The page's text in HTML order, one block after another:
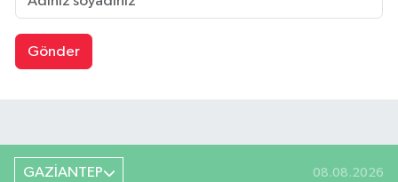
Gönder
GAZİANTEP 08.08.2026